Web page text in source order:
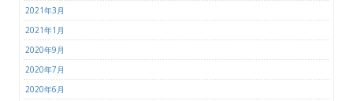
2021年3月
2021年1月
2020年9月
2020年7月
2020年6月